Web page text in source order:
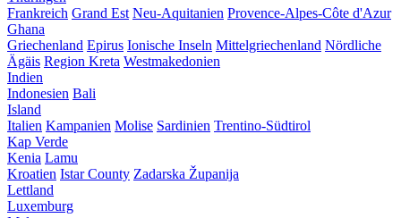
Frankreich Grand Est Neu-Aquitanien Provence-Alpes-Côte d'Azur
Ghana
Griechenland Epirus Ionische Inseln Mittelgriechenland Nördliche
Ägäis Region Kreta Westmakedonien
Indien
Indonesien Bali
Island
Italien Kampanien Molise Sardinien Trentino-Südtirol
Kap Verde
Kenia Lamu
Kroatien Istar County Zadarska Županija
Lettland
Luxemburg